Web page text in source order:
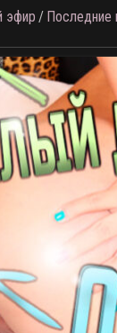
эфир / Последние